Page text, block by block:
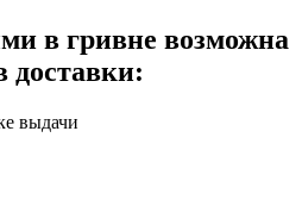
в гривне возможна
доставки:
выдачи